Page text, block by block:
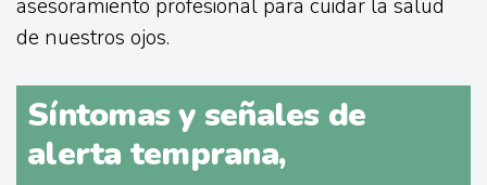
asesoramiento profesional para cuidar la salud
de nuestros ojos.
Síntomas y señales de
alerta temprana,